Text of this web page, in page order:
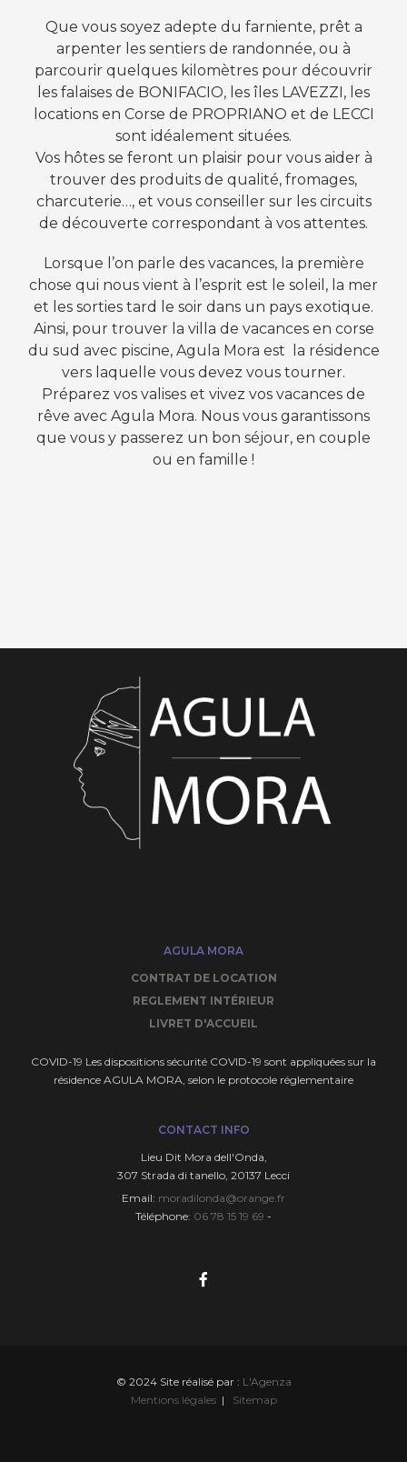
Que vous soyez adepte du farniente, prêt a
arpenter les sentiers de randonnée, ou à
parcourir quelques kilomètres pour découvrir
les falaises de BONIFACIO, les îles LAVEZZI, les
locations en Corse de PROPRIANO et de LECCI
sont idéalement situées.
Vos hôtes se feront un plaisir pour vous aider à
trouver des produits de qualité, fromages,
charcuterie…, et vous conseiller sur les circuits
de découverte correspondant à vos attentes.
Lorsque l’on parle des vacances, la première
chose qui nous vient à l’esprit est le soleil, la mer
et les sorties tard le soir dans un pays exotique.
Ainsi, pour trouver la villa de vacances en corse
du sud avec piscine, Agula Mora est la résidence
vers laquelle vous devez vous tourner.
Préparez vos valises et vivez vos vacances de
rêve avec Agula Mora. Nous vous garantissons
que vous y passerez un bon séjour, en couple
ou en famille !
AGULA MORA
CONTRAT DE LOCATION
REGLEMENT INTÉRIEUR
LIVRET D'ACCUEIL
COVID-19 Les dispositions sécurité COVID-19 sont appliquées sur la
résidence AGULA MORA, selon le protocole réglementaire
CONTACT INFO
Lieu Dit Mora deIl'Onda,
307 Strada di tanello, 20137 Lecci
Email: moradilonda@orange.fr
Téléphone: 06 78 15 19 69 -
© 2024 Site réalisé par : L'Agenza
Mentions légales| Sitemap